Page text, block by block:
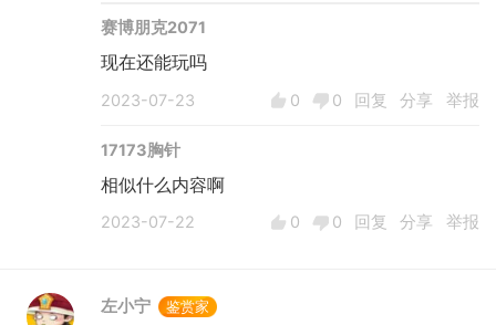
先来看看这游戏的优点吧：
在人物立绘方面，质量基本达到了二次元手游的
平均线，部分人物的时装甚至能达到惊艳的程
度，如赫柏、欧若拉、琉火等。
者，我个人觉得如果要想获得版号，部分比
较“暴露”的立绘还需要改得更保守一点。
得对应的皮肤。那么到了公测，这些皮肤的获取
赛博朋克2071
现在还能玩吗
2023-07-23 0 0 回复 分享 举报
17173胸针
相似什么内容啊
2023-07-22 0 0 回复 分享 举报
左小宁 鉴赏家